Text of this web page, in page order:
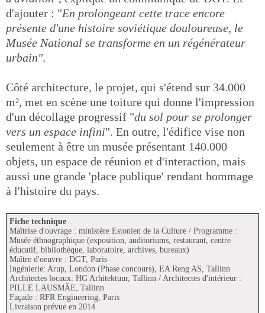
d'ajouter : "En prolongeant cette trace encore
présente d'une histoire soviétique douloureuse, le
Musée National se transforme en un régénérateur
urbain".
Côté architecture, le projet, qui s'étend sur 34.000
m², met en scène une toiture qui donne l'impression
d'un décollage progressif "du sol pour se prolonger
vers un espace infini". En outre, l'édifice vise non
seulement à être un musée présentant 140.000
objets, un espace de réunion et d'interaction, mais
aussi une grande 'place publique' rendant hommage
à l'histoire du pays.
Fiche technique
Maîtrise d'ouvrage : ministère Estonien de la Culture / Programme :
Musée éthnographique (exposition, auditoriums, restaurant, centre
éducatif, bibliothèque, laboratoire, archives, bureaux)
Maître d'oeuvre : DGT, Paris
Ingénierie: Arup, London (Phase concours), EA Reng AS, Tallinn
Architectes locaux: HG Arhitektuur, Tallinn / Architectes d'intérieur :
PILLE LAUSMÄE, Tallinn
Façade : RFR Engineering, Paris
Livraison prévue en 2014